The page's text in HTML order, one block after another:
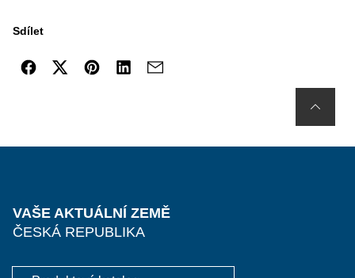
Sdílet
VAŠE AKTUÁLNÍ ZEMĚ
ČESKÁ REPUBLIKA